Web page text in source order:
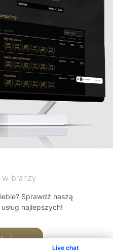
Live chat
w branży
Sprawdź naszą
najlepszych!